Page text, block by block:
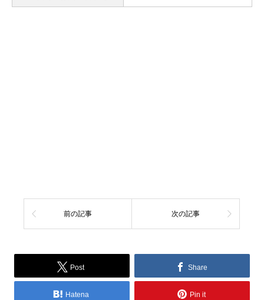
前の記事 次の記事
Post Share
Hatena Pin it